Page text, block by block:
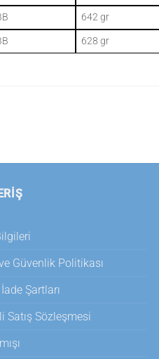
642 gr
628 gr
Güvenlik Politikası
Şartları
Satış Sözleşmesi